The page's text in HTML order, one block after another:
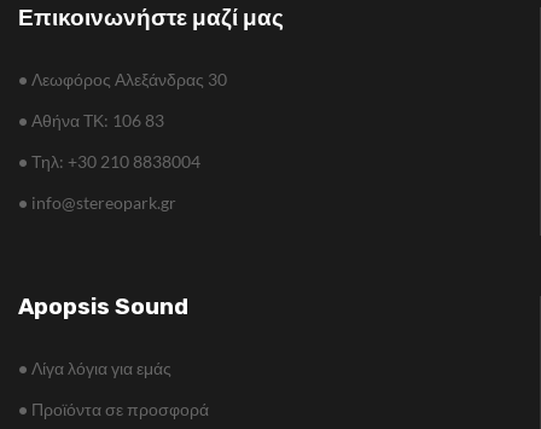
Επικοινωνήστε μαζί μας
• Λεωφόρος Αλεξάνδρας 30
• Αθήνα TΚ: 106 83
• Τηλ: +30 210 8838004
• info@stereopark.gr
Apopsis Sound
• Λίγα λόγια για εμάς
• Προϊόντα σε προσφορά